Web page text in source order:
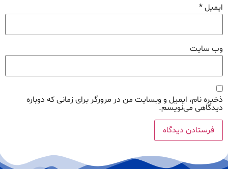
ایمیل*
وب‌ سایت
ذخیره نام، ایمیل و وبسایت من در مرورگر برای زمانی که دوباره
دیدگاهی می‌نویسم.